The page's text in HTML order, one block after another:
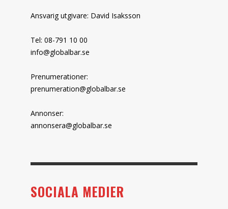
Ansvarig utgivare: David Isaksson
Tel: 08-791 10 00
info@globalbar.se
Prenumerationer:
prenumeration@globalbar.se
Annonser:
annonsera@globalbar.se
SOCIALA MEDIER